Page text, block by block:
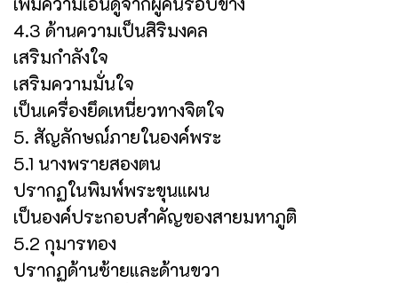
4.3 ด้านความเป็นสิริมงคล
เสริมกำลังใจ
เสริมความมั่นใจ
เป็นเครื่องยึดเหนี่ยวทางจิตใจ
5. สัญลักษณ์ภายในองค์พระ
5.1 นางพรายสองตน
ปรากฏในพิมพ์พระขุนแผน
เป็นองค์ประกอบสำคัญของสายมหาภูติ
5.2 กุมารทอง
ปรากฏด้านซ้ายและด้านขวา